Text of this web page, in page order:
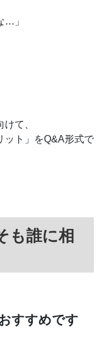
…」
て、
ット」をQ&A形式で
も誰に相
すすめです